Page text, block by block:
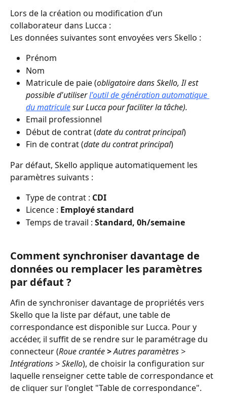
Lors de la création ou modification d’un
collaborateur dans Lucca :
Les données suivantes sont envoyées vers Skello :
Prénom
Nom
Matricule de paie (obligatoire dans Skello, Il est
possible d'utiliser l'outil de génération automatique
du matricule sur Lucca pour faciliter la tâche).
Email professionnel
Début de contrat (date du contrat principal)
Fin de contrat (date du contrat principal)
Par défaut, Skello applique automatiquement les
paramètres suivants :
Type de contrat : CDI
Licence : Employé standard
Temps de travail : Standard, 0h/semaine
Comment synchroniser davantage de
données ou remplacer les paramètres
par défaut ?
Afin de synchroniser davantage de propriétés vers
Skello que la liste par défaut, une table de
correspondance est disponible sur Lucca. Pour y
accéder, il suffit de se rendre sur le paramétrage du
connecteur (Roue crantée > Autres paramètres >
Intégrations > Skello), de choisir la configuration sur
laquelle renseigner cette table de correspondance et
de cliquer sur l'onglet "Table de correspondance".